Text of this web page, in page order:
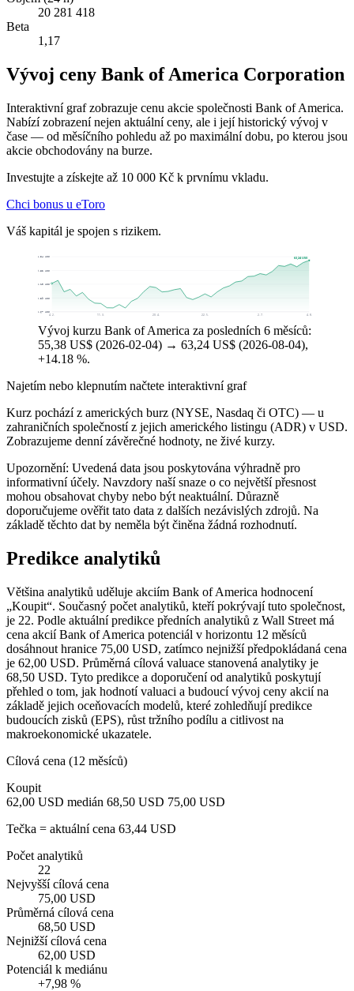
20 281 418
Beta
1,17
Vývoj ceny Bank of America Corporation
Interaktivní graf zobrazuje cenu akcie společnosti Bank of America.
Nabízí zobrazení nejen aktuální ceny, ale i její historický vývoj v
čase — od měsíčního pohledu až po maximální dobu, po kterou jsou
akcie obchodovány na burze.
Investujte a získejte až 10 000 Kč k prvnímu vkladu.
Chci bonus u eToro
Váš kapitál je spojen s rizikem.
45,67 US$
50,39 US$
55,10 US$
59,82 US$
64,54 US$
4. 2. 11. 3. 20. 4. 22. 5. 2. 7. 4. 8.
63,24 US$
Vývoj kurzu Bank of America za posledních 6 měsíců:
55,38 US$ (2026-02-04) → 63,24 US$ (2026-08-04),
+14.18 %.
Najetím nebo klepnutím načtete interaktivní graf
Kurz pochází z amerických burz (NYSE, Nasdaq či OTC) — u
zahraničních společností z jejich amerického listingu (ADR) v USD.
Zobrazujeme denní závěrečné hodnoty, ne živé kurzy.
Upozornění: Uvedená data jsou poskytována výhradně pro
informativní účely. Navzdory naší snaze o co největší přesnost
mohou obsahovat chyby nebo být neaktuální. Důrazně
doporučujeme ověřit tato data z dalších nezávislých zdrojů. Na
základě těchto dat by neměla být činěna žádná rozhodnutí.
Predikce analytiků
Většina analytiků uděluje akciím Bank of America hodnocení
„Koupit“. Současný počet analytiků, kteří pokrývají tuto společnost,
je 22. Podle aktuální predikce předních analytiků z Wall Street má
cena akcií Bank of America potenciál v horizontu 12 měsíců
dosáhnout hranice 75,00 USD, zatímco nejnižší předpokládaná cena
je 62,00 USD. Průměrná cílová valuace stanovená analytiky je
68,50 USD. Tyto predikce a doporučení od analytiků poskytují
přehled o tom, jak hodnotí valuaci a budoucí vývoj ceny akcií na
základě jejich oceňovacích modelů, které zohledňují predikce
budoucích zisků (EPS), růst tržního podílu a citlivost na
makroekonomické ukazatele.
Cílová cena (12 měsíců)
Koupit
62,00 USD medián 68,50 USD 75,00 USD
Tečka = aktuální cena 63,44 USD
Počet analytiků
22
Nejvyšší cílová cena
75,00 USD
Průměrná cílová cena
68,50 USD
Nejnižší cílová cena
62,00 USD
Potenciál k mediánu
+7,98 %